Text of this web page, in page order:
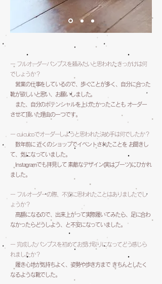
ー フルオーダーパンプスを頼みたいと思われたきっかけは何
でしょうか？
営業の仕事をしているので、歩くことが多く、自分に合った
靴が欲しいと思い、お願いしました。
また、自分のポテンシャルを上げたかったことも オーダー
させて頂いた理由の一つです。
ー cui cuicoでオーダーしようと思われた決め手は何でしたか？
数年前に 近くのショップでイベントされたことを お聞きし
て、気になっていました。
Instagramでも拝見して 素敵なデザイン(実はブーツ)にひかれ
ました。
ー フルオーダーの際、不安に思われたことはありましたでし
ょうか？
高額になるので、出来上がって実際履いてみたら、足に合わ
なかったらどうしよう、と不安になっていました。
ー 完成したパンプスを初めてお受け取りになってどう感じら
れましたか？
履き心地が気持ちよく、姿勢や歩き方まで きちんとしたく
なるような靴でした。